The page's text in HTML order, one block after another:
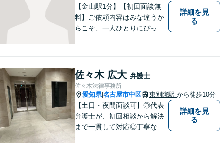
【金山駅1分】【初回面談無
料】ご依頼内容はみな違うか
らこそ、一人ひとりにぴった
ます。誰にも話せず抱えてき
た不安を、どうぞお聞かせく
ださい。【電話・WEB相談も
対応可能】
詳細を見
る
佐々木 広大 弁護士
佐々木法律事務所
愛知県|名古屋市中区 東別院駅 から徒歩10分
【土日・夜間面談可】◎代表
弁護士が、初回相談から解決
まで一貫して対応◎丁寧な対
詳細を見
る